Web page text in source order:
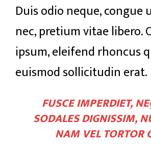
Duis odio neque, congue
nec, pretium vitae libero.
ipsum, eleifend rhoncus
euismod sollicitudin erat.
FUSCE IMPERDIET,
SODALES DIGNISSIM,
NAM VEL TORTOR